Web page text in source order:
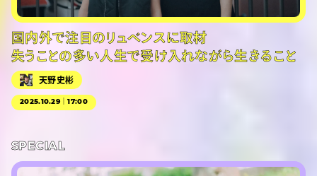
国内外で注目のリュベンスに取材
失うことの多い人生で受け入れながら生きること
天野史彬
2025.10.29｜17:00
SPECIAL